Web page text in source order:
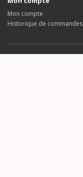
Mon compte
Historique de commandes